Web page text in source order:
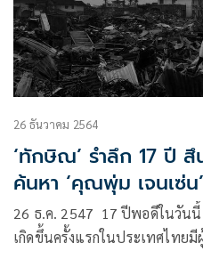
26 ธันวาคม 2564
‘ทักษิณ’ รำลึก 17 ปี สึ
ค้นหา ‘คุณพุ่ม เจนเซ่น’
​26 ธ.ค. 2547 17 ปีพอดีในวัน
เกิดขึ้นครั้งแรกในประเทศไทย